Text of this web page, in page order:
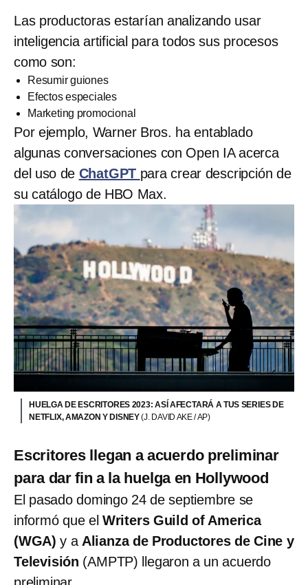
Las productoras estarían analizando usar
inteligencia artificial para todos sus procesos
como son:
Resumir guiones
Efectos especiales
Marketing promocional
Por ejemplo, Warner Bros. ha entablado
algunas conversaciones con Open IA acerca
del uso de ChatGPT para crear descripción de
su catálogo de HBO Max.
HUELGA DE ESCRITORES 2023: ASÍ AFECTARÁ A TUS SERIES DE
NETFLIX, AMAZON Y DISNEY(J. DAVID AKE / AP)
Escritores llegan a acuerdo preliminar
para dar fin a la huelga en Hollywood
El pasado domingo 24 de septiembre se
informó que elWriters Guild of America
(WGA)y a Alianza de Productores de Cine y
Televisión (AMPTP) llegaron a un acuerdo